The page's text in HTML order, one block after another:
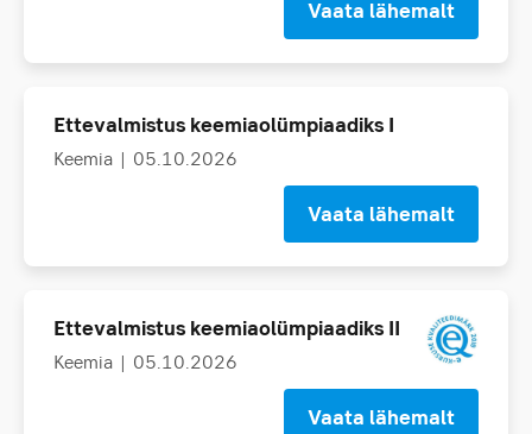
Vaata lähemalt
Ettevalmistus keemiaolümpiaadiks I
Keemia | 05.10.2026
Vaata lähemalt
Ettevalmistus keemiaolümpiaadiks II
Keemia | 05.10.2026
Vaata lähemalt